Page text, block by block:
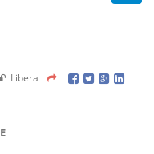
Libera